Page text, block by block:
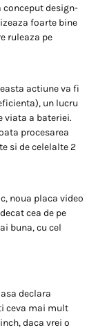
conceput design-
foarte bine
ruleaza pe
actiune va fi
un lucru
viata a bateriei.
procesarea
si de celelalte 2
noua placa video
cea de pe
buna, cu cel
declara
ceva mai mult
daca vrei o